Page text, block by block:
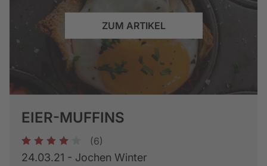
ZUM ARTIKEL
EIER-MUFFINS
1 2 3 4 (6)
24.03.21 - Jochen Winter